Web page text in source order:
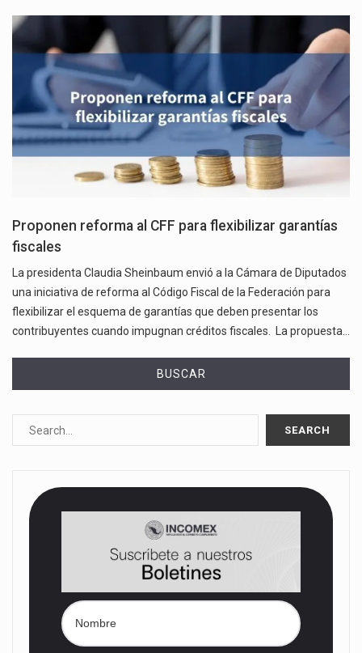
Proponen reforma al CFF para flexibilizar garantías
fiscales
La presidenta Claudia Sheinbaum envió a la Cámara de Diputados
una iniciativa de reforma al Código Fiscal de la Federación para
flexibilizar el esquema de garantías que deben presentar los
contribuyentes cuando impugnan créditos fiscales. La propuesta…
BUSCAR